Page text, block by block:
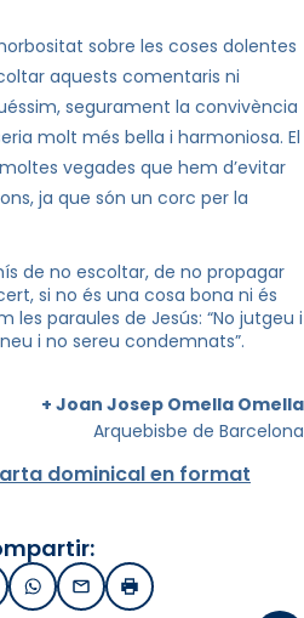
sobre les coses dolentes
aquests comentaris ni
segurament la convivència
molt més bella i harmoniosa. El
vegades que hem d’evitar
ja que són un corc per la
de no escoltar, de no propagar
si no és una cosa bona ni és
les paraules de Jesús: “No jutgeu i
i no sereu condemnats”.
+ Joan Josep Omella Omella
Arquebisbe de Barcelona
dominical en format
Twitter
WhatsApp
EmailImprimir